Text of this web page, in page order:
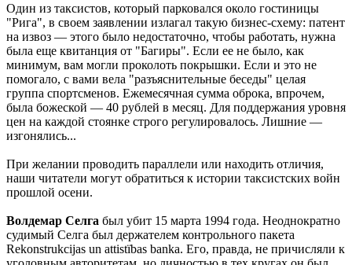
Один из таксистов, который парковался около гостиницы
"Рига", в своем заявлении излагал такую бизнес-схему: патент
на извоз — этого было недостаточно, чтобы работать, нужна
была еще квитанция от "Багиры". Если ее не было, как
минимум, вам могли проколоть покрышки. Если и это не
помогало, с вами вела "разъяснительные беседы" целая
группа спортсменов. Ежемесячная сумма оброка, впрочем,
была божеской — 40 рублей в месяц. Для поддержания уровня
цен на каждой стоянке строго регулировалось. Лишние —
изгонялись...
При желании проводить параллели или находить отличия,
наши читатели могут обратиться к истории таксистских войн
прошлой осени.
Волдемар Селга был убит 15 марта 1994 года. Неоднократно
судимый Селга был держателем контрольного пакета
Rekonstrukcijas un attistїbas banka. Его, правда, не причисляли к